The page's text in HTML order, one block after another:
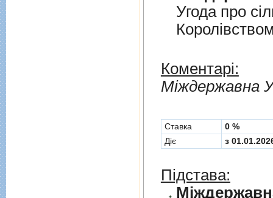
Угода про
Коментарі:
Мiждержавна
Cтавка
0 %
Діє
з
Підстава: